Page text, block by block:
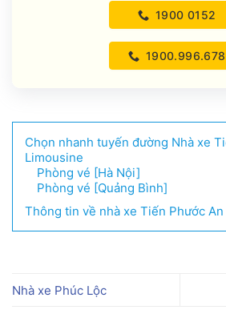
1900 0152
1900.996.678
Chọn nhanh tuyến đường Nhà xe
Limousine
Phòng vé [Hà Nội]
Phòng vé [Quảng Bình]
Thông tin về nhà xe Tiến Phước
Nhà xe Phúc Lộc